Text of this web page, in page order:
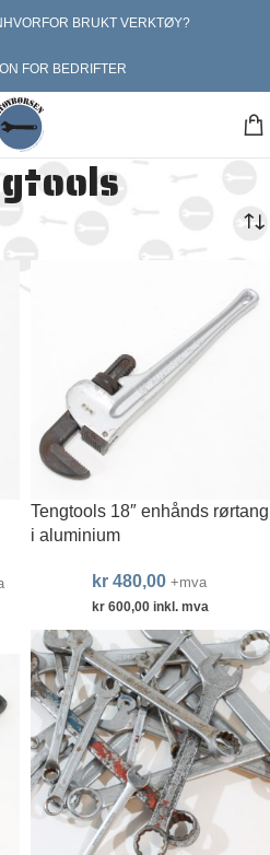
HVORFOR BRUKT VERKTØY?
FOR BEDRIFTER
Tengtools 18″ enhånds rørtang
i aluminium
kr 480,00 +mva
kr 600,00 inkl. mva